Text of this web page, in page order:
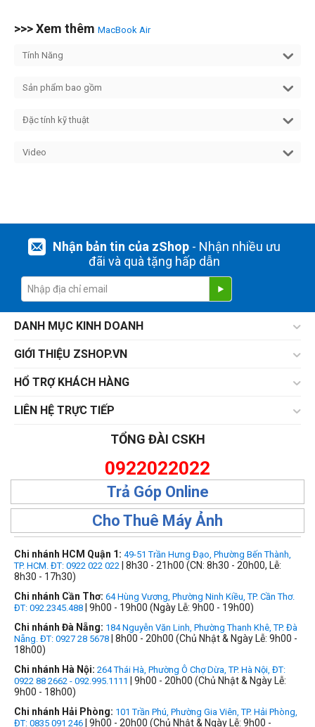
>>> Xem thêm MacBook Air
Tính Năng
Sản phẩm bao gồm
Đặc tính kỹ thuật
Video
Nhận bản tin của zShop- Nhận nhiều ưu
đãi và quà tặng hấp dẫn
DANH MỤC KINH DOANH
GIỚI THIỆU ZSHOP.VN
HỔ TRỢ KHÁCH HÀNG
LIÊN HỆ TRỰC TIẾP
TỔNG ĐÀI CSKH
0922022022
Trả Góp Online
Cho Thuê Máy Ảnh
Chi nhánh HCM Quận 1: 49-51 Trần Hưng Đạo, Phường Bến Thành,
TP. HCM. ĐT: 0922 022 022 | 8h30 - 21h00 (CN: 8h30 - 20h00, Lễ:
8h30 - 17h30)
Chi nhánh Cần Thơ: 64 Hùng Vương, Phường Ninh Kiều, TP. Cần Thơ.
ĐT: 092.2345.488 | 9h00 - 19h00 (Ngày Lễ: 9h00 - 19h00)
Chi nhánh Đà Nẵng: 184 Nguyễn Văn Linh, Phường Thanh Khê, TP. Đà
Nẵng. ĐT: 0927 28 5678 | 8h00 - 20h00 (Chủ Nhật & Ngày Lễ: 9h00 -
18h00)
Chi nhánh Hà Nội: 264 Thái Hà, Phường Ô Chợ Dừa, TP. Hà Nội, ĐT:
0922 88 2662 - 092.995.1111
| 9h00 - 20h00 (Chủ Nhật & Ngày Lễ:
9h00 - 18h00)
Chi nhánh Hải Phòng: 101 Trần Phú, Phường Gia Viên, TP. Hải Phòng,
ĐT: 0835 091 246 | 9h00 - 20h00 (Chủ Nhật & Ngày Lễ: 9h00 -